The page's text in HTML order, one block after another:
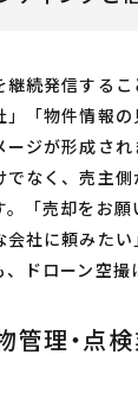
続発信するこ
」「物件情報
ージが形成さ
でなく、売主
「売却をお
会社に頼みた
ドローン空撮
理・点検